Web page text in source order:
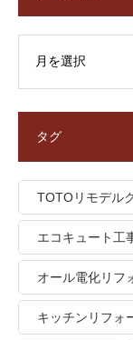
タグ
TOTOリモデル
エコキュート工
り、トイレ水漏れ
オール電化リフ
キッチンリフォ